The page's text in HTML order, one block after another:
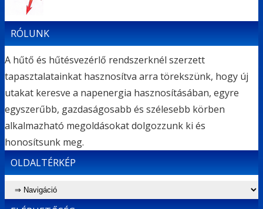
RÓLUNK
A hűtő és hűtésvezérlő rendszerknél szerzett
tapasztalatainkat hasznosítva arra törekszünk, hogy új
utakat keresve a napenergia hasznosításában, egyre
egyszerűbb, gazdaságosabb és szélesebb körben
alkalmazható megoldásokat dolgozzunk ki és
honosítsunk meg.
OLDALTÉRKÉP